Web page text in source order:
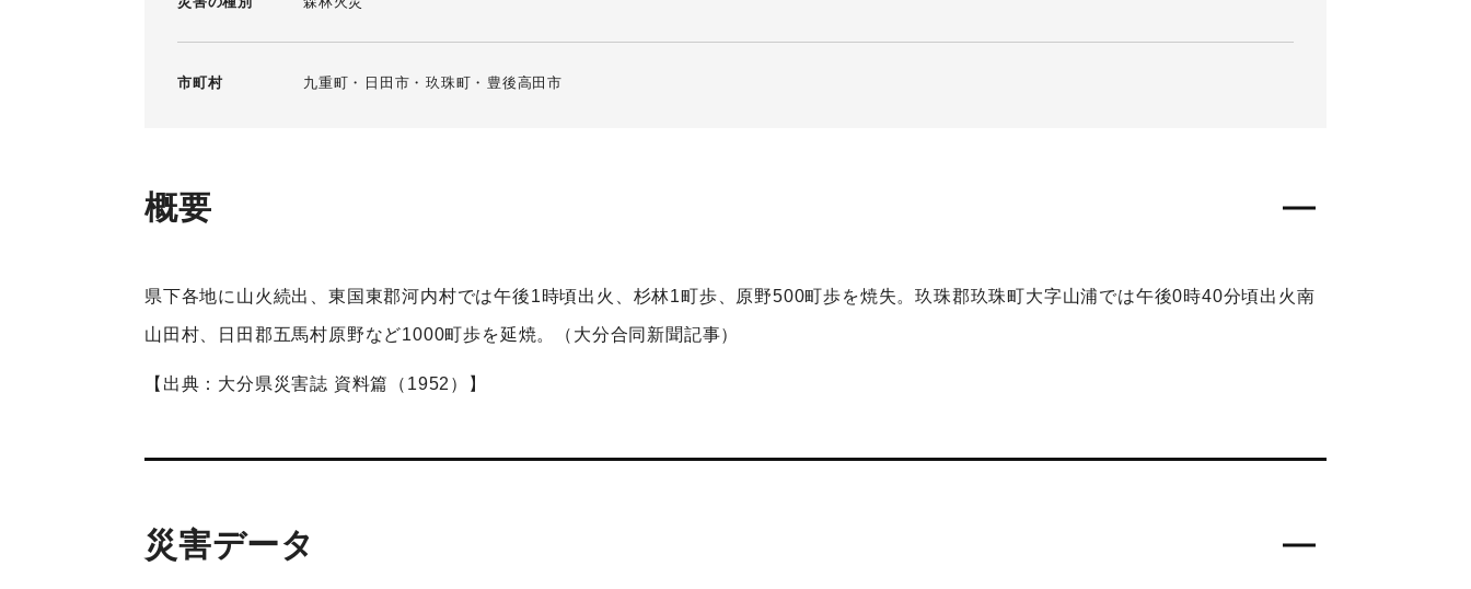
市町村 九重町 日田市 玖珠町 豊後高田市
概要
県下各地に山火続出、東国東郡河内村では午後1時頃出火、杉林1町歩、原野500町歩を焼失。玖珠郡玖珠町大字山浦では午後0時40分頃出火南
山田村、日田郡五馬村原野など1000町歩を延焼。（大分合同新聞記事）
【出典：大分県災害誌 資料篇（1952）】
災害データ